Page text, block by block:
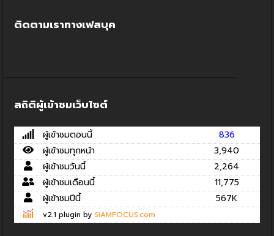
ติดตามเราทางเฟสบุค
สถิติผู้เข้าชมเว็บไซต์
ผู้เข้าชมตอนนี้
836
ผู้เข้าชมทุกหน้า
3,940
ผู้เข้าชมวันนี้
2,264
ผู้เข้าชมเดือนนี้
11,775
ผู้เข้าชมปีนี้
567K
v2.1 plugin by SiAMFOCUS.com